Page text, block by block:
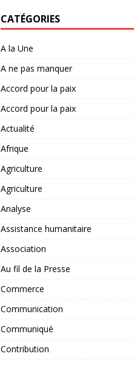
CATÉGORIES
A la Une
A ne pas manquer
Accord pour la paix
Accord pour la paix
Actualité
Afrique
Agriculture
Agriculture
Analyse
Assistance humanitaire
Association
Au fil de la Presse
Commerce
Communication
Communiqué
Contribution